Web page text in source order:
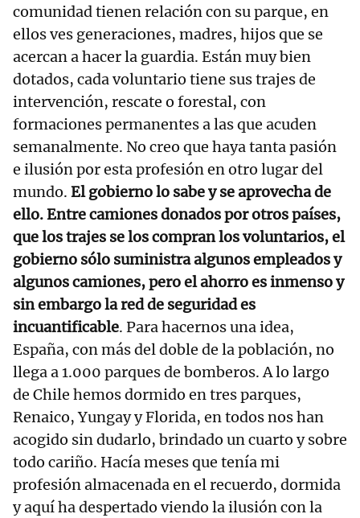
comunidad tienen relación con su parque, en
ellos ves generaciones, madres, hijos que se
acercan a hacer la guardia. Están muy bien
dotados, cada voluntario tiene sus trajes de
intervención, rescate o forestal, con
formaciones permanentes a las que acuden
semanalmente. No creo que haya tanta pasión
e ilusión por esta profesión en otro lugar del
mundo. El gobierno lo sabe y se aprovecha de
ello. Entre camiones donados por otros países,
que los trajes se los compran los voluntarios, el
gobierno sólo suministra algunos empleados y
algunos camiones, pero el ahorro es inmenso y
sin embargo la red de seguridad es
incuantificable. Para hacernos una idea,
España, con más del doble de la población, no
llega a 1.000 parques de bomberos. A lo largo
de Chile hemos dormido en tres parques,
Renaico, Yungay y Florida, en todos nos han
acogido sin dudarlo, brindado un cuarto y sobre
todo cariño. Hacía meses que tenía mi
profesión almacenada en el recuerdo, dormida
y aquí ha despertado viendo la ilusión con la